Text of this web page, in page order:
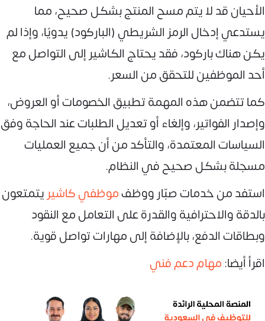
الأحيان قد لا يتم مسح المنتج بشكل صحيح، مما
يستدعي إدخال الرمز الشريطي (الباركود) يدويًا، وإذا لم
يكن هناك باركود، فقد يحتاج الكاشير إلى التواصل مع
أحد الموظفين للتحقق من السعر.
كما تتضمن هذه المهمة تطبيق الخصومات أو العروض،
وإصدار الفواتير، وإلغاء أو تعديل الطلبات عند الحاجة وفق
السياسات المعتمدة، والتأكد من أن جميع العمليات
مسجلة بشكل صحيح في النظام.
استفد من خدمات صبّار ووظفموظفي كاشير يتمتعون
بالدقة والاحترافية والقدرة على التعامل مع النقود
وبطاقات الدفع، بالإضافة إلى مهارات تواصل قوية.
اقرأ أيضا:مهام دعم فني